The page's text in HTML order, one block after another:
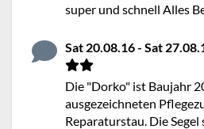
super und schnell Alles
Sat 20.08.16 - Sat
Die "Dorko" ist Baujahr
ausgezeichneten
Reparaturstau. Die